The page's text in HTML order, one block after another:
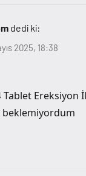
dedi ki:
2025, 18:38
Ereksiyon
beklemiyordum